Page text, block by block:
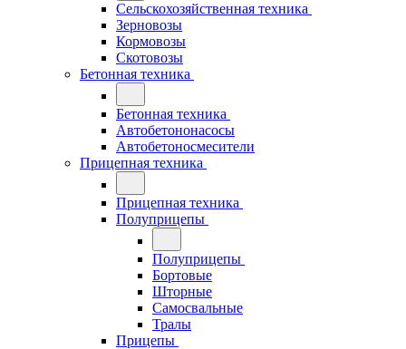
Сельскохозяйственная техника
Зерновозы
Кормовозы
Скотовозы
Бетонная техника
Бетонная техника
Автобетононасосы
Автобетоносмесители
Прицепная техника
Прицепная техника
Полуприцепы
Полуприцепы
Бортовые
Шторные
Самосвальные
Тралы
Прицепы